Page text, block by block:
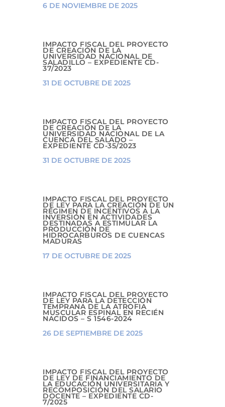
6 DE NOVIEMBRE DE 2025
IMPACTO FISCAL DEL PROYECTO
DE CREACIÓN DE LA
UNIVERSIDAD NACIONAL DE
SALADILLO – EXPEDIENTE CD-
37/2023
31 DE OCTUBRE DE 2025
IMPACTO FISCAL DEL PROYECTO
DE CREACIÓN DE LA
UNIVERSIDAD NACIONAL DE LA
CUENCA DEL SALADO –
EXPEDIENTE CD-35/2023
31 DE OCTUBRE DE 2025
IMPACTO FISCAL DEL PROYECTO
DE LEY PARA LA CREACIÓN DE UN
RÉGIMEN DE INCENTIVOS A LA
INVERSIÓN EN ACTIVIDADES
DESTINADAS A ESTIMULAR LA
PRODUCCIÓN DE
HIDROCARBUROS DE CUENCAS
MADURAS
17 DE OCTUBRE DE 2025
IMPACTO FISCAL DEL PROYECTO
DE LEY PARA LA DETECCIÓN
TEMPRANA DE LA ATROFIA
MUSCULAR ESPINAL EN RECIÉN
NACIDOS – S 1546-2024
26 DE SEPTIEMBRE DE 2025
IMPACTO FISCAL DEL PROYECTO
DE LEY DE FINANCIAMIENTO DE
LA EDUCACIÓN UNIVERSITARIA Y
RECOMPOSICIÓN DEL SALARIO
DOCENTE – EXPEDIENTE CD-
7/2025